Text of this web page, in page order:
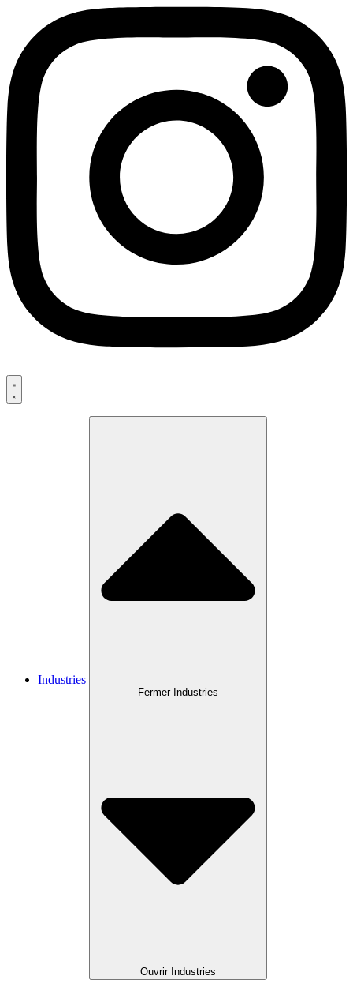
Industries
Fermer Industries
Ouvrir Industries